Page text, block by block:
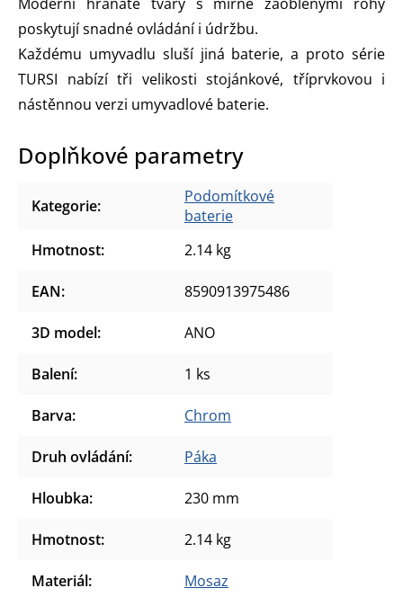
poskytují snadné ovládání i údržbu.
Každému umyvadlu sluší jiná baterie, a proto série
TURSI nabízí tři velikosti stojánkové, tříprvkovou i
nástěnnou verzi umyvadlové baterie.
Doplňkové parametry
Kategorie:
Podomítkové
baterie
Hmotnost: 2.14 kg
EAN: 8590913975486
3D model: ANO
Balení: 1 ks
Barva: Chrom
Druh ovládání: Páka
Hloubka: 230 mm
Hmotnost: 2.14 kg
Materiál: Mosaz